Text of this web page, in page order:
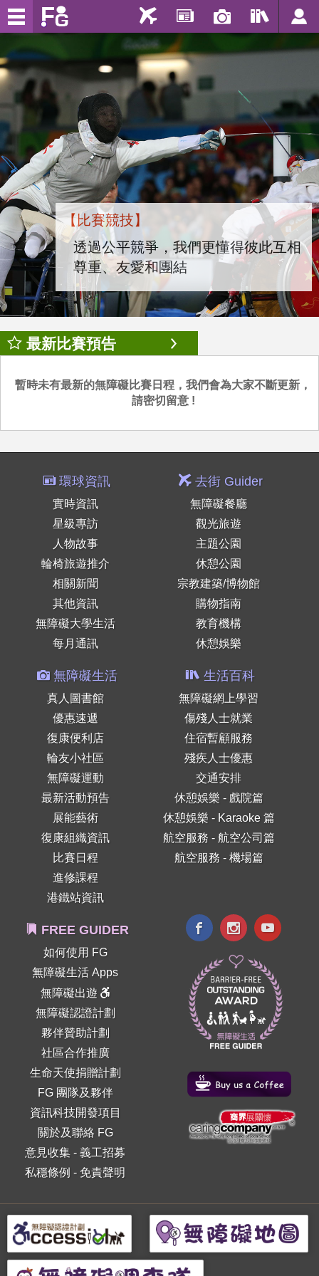
【比賽競技】
透過公平競爭，我們更懂得彼此互相
尊重、友愛和團結
最新比賽預告
暫時未有最新的無障礙比賽日程，我們會為大家不斷更新，
請密切留意 !
環球資訊
實時資訊
星級專訪
人物故事
輪椅旅遊推介
相關新聞
其他資訊
無障礙大學生活
每月通訊
去街 Guider
無障礙餐廳
觀光旅遊
主題公園
休憩公園
宗教建築/博物館
購物指南
教育機構
休憩娛樂
無障礙生活
真人圖書館
優惠速遞
復康便利店
輪友小社區
無障礙運動
最新活動預告
展能藝術
復康組織資訊
比賽日程
進修課程
港鐵站資訊
生活百科
無障礙網上學習
傷殘人士就業
住宿暫顧服務
殘疾人士優惠
交通安排
休憩娛樂 - 戲院篇
休憩娛樂 - Karaoke 篇
航空服務 - 航空公司篇
航空服務 - 機場篇
FREE GUIDER
如何使用 FG
無障礙生活 Apps
無障礙出遊
無障礙認證計劃
夥伴贊助計劃
社區合作推廣
生命天使捐贈計劃
FG 團隊及夥伴
資訊科技開發項目
關於及聯絡 FG
意見收集 -義工招募
私穩條例 - 免責聲明